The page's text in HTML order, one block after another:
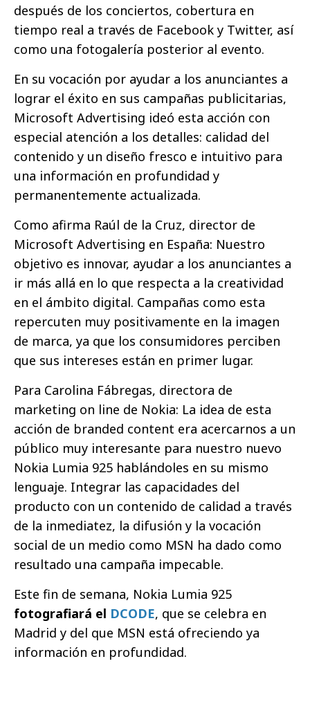
después de los conciertos, cobertura en
tiempo real a través de Facebook y Twitter, así
como una fotogalería posterior al evento.
En su vocación por ayudar a los anunciantes a
lograr el éxito en sus campañas publicitarias,
Microsoft Advertising ideó esta acción con
especial atención a los detalles: calidad del
contenido y un diseño fresco e intuitivo para
una información en profundidad y
permanentemente actualizada.
Como afirma Raúl de la Cruz, director de
Microsoft Advertising en España: Nuestro
objetivo es innovar, ayudar a los anunciantes a
ir más allá en lo que respecta a la creatividad
en el ámbito digital. Campañas como esta
repercuten muy positivamente en la imagen
de marca, ya que los consumidores perciben
que sus intereses están en primer lugar.
Para Carolina Fábregas, directora de
marketing on line de Nokia: La idea de esta
acción de branded content era acercarnos a un
público muy interesante para nuestro nuevo
Nokia Lumia 925 hablándoles en su mismo
lenguaje. Integrar las capacidades del
producto con un contenido de calidad a través
de la inmediatez, la difusión y la vocación
social de un medio como MSN ha dado como
resultado una campaña impecable.
Este fin de semana, Nokia Lumia 925
fotografiará el DCODE, que se celebra en
Madrid y del que MSN está ofreciendo ya
información en profundidad.